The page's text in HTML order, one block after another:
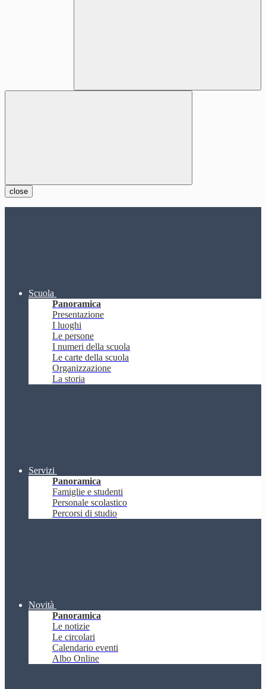
close
Scuola
Panoramica
Presentazione
I luoghi
Le persone
I numeri della scuola
Le carte della scuola
Organizzazione
La storia
Servizi
Panoramica
Famiglie e studenti
Personale scolastico
Percorsi di studio
Novità
Panoramica
Le notizie
Le circolari
Calendario eventi
Albo Online